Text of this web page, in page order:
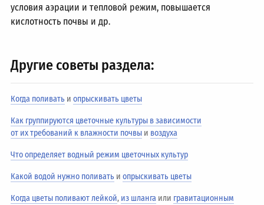
условия аэрации и тепловой режим, повышается
кислотность почвы и др.
Другие советы раздела:
Когда поливать иопрыскивать цветы
Как группируются цветочные культуры в зависимости
от их требований к влажности почвы и воздуха
Что определяет водный режим цветочных культур
Какой водой нужно поливать иопрыскивать цветы
Когда цветы поливают лейкой, из шланга или гравитационным